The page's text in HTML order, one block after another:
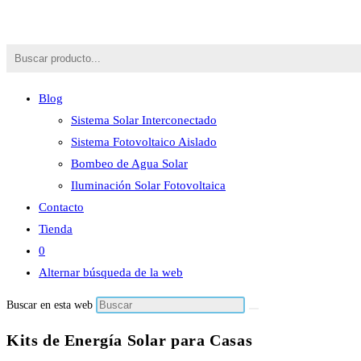
Blog
Sistema Solar Interconectado
Sistema Fotovoltaico Aislado
Bombeo de Agua Solar
Iluminación Solar Fotovoltaica
Contacto
Tienda
0
Alternar búsqueda de la web
Buscar en esta web
Kits de Energía Solar para Casas